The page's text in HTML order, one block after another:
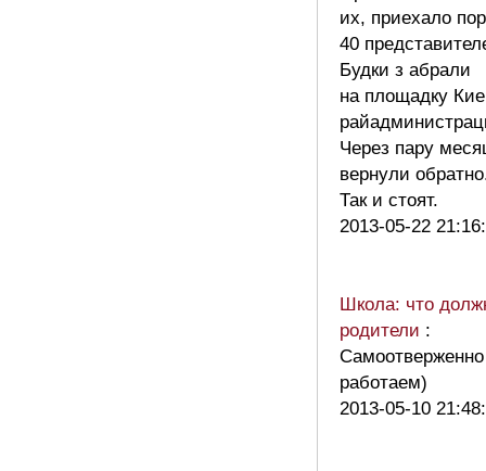
их, приехало
40
Будки з абрали
на площадку
Через пару
вернули
Так и стоят.
2013-05-22
Школа: что
родители :
Самоотверженно
работаем)
2013-05-10